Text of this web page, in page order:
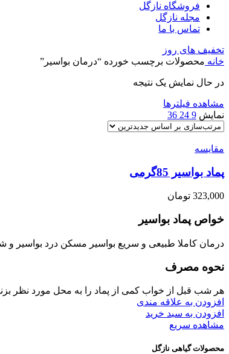
فروشگاه نازگل
مجله نازگل
تماس با ما
تخفیف های روز
خانه محصولات برچسب خورده “درمان بواسیر”
در حال نمایش یک نتیجه
مشاهده فیلترها
نمایش 9
24
36
مقایسه
پماد بواسیر 85گرمی
323,000 تومان
خواص پماد بواسیر
درمان کاملا طبیعی و سریع بواسیر مسکن درد بواسیر و
نحوه مصرف
هر شب قبل از خواب کمی از پماد را به محل مورد نظر
افزودن به علاقه مندی
افزودن به سبد خرید
مشاهده سریع
محصولات گیاهی نازگل